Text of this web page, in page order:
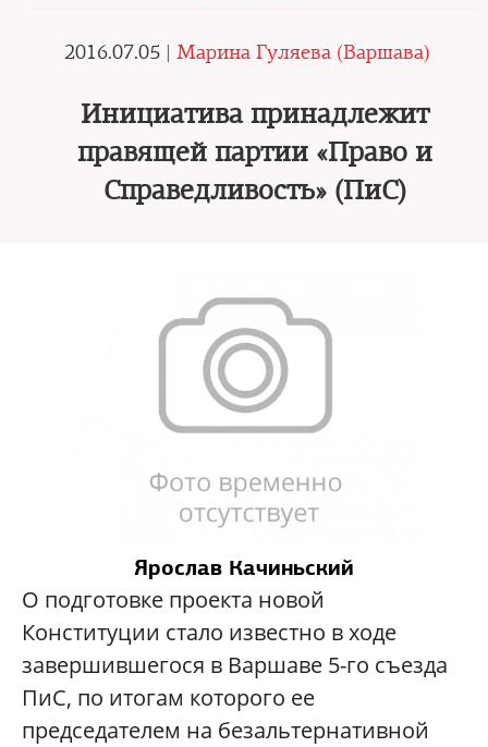
2016.07.05 | Марина Гуляева (Варшава)
Инициатива принадлежит
правящей партии «Право и
Справедливость» (ПиС)
Ярослав Качиньский
О подготовке проекта новой
Конституции стало известно в ходе
завершившегося в Варшаве 5-го съезда
ПиС, по итогам которого ее
председателем на безальтернативной